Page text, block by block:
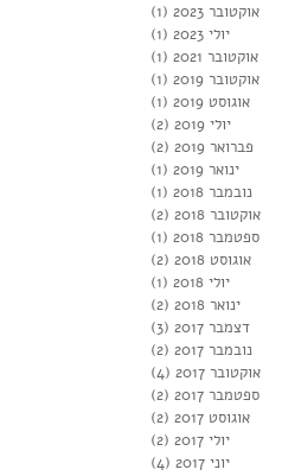
אוקטובר 2023 (1)
יולי 2023
(1)
אוקטובר 2021
(1)
אוקטובר 2019
(1)
אוגוסט 2019
(1)
יולי 2019
(2)
פברואר 2019
(2)
ינואר 2019
(1)
נובמבר 2018
(1)
אוקטובר 2018
(2)
ספטמבר 2018
(1)
אוגוסט 2018
(2)
יולי 2018
(1)
ינואר 2018
(2)
דצמבר 2017
(3)
נובמבר 2017
(2)
אוקטובר 2017
(4)
ספטמבר 2017
(2)
אוגוסט 2017
(2)
יולי 2017
(2)
יוני 2017
(4)